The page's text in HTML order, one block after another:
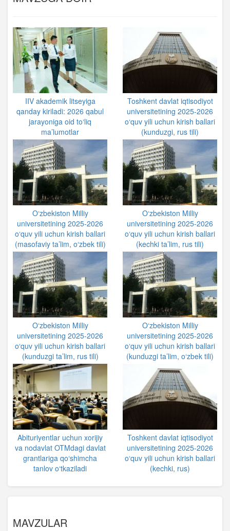
IIV akademik litseyiga
qanday kiriladi: 2026 qabul
jarayoniga oid to‘liq
ma’lumotlar
Toshkent davlat iqtisodiyot
universitetining 2025-2026
o‘quv yili uchun kirish ballari
(kunduzgi, rus tili)
O‘zbekiston Milliy
universitetining 2025-2026
o‘quv yili uchun kirish ballari
(masofaviy ta’lim, o‘zbek tili)
O‘zbekiston Milliy
universitetining 2025-2026
o‘quv yili uchun kirish ballari
(kechki ta’lim, rus tili)
O‘zbekiston Milliy
universitetining 2025-2026
o‘quv yili uchun kirish ballari
(kunduzgi ta’lim, rus tili)
O‘zbekiston Milliy
universitetining 2025-2026
o‘quv yili uchun kirish ballari
(kunduzgi ta’lim, o‘zbek tili)
Abituriyentlar uchun xorijiy
va nodavlat OTMdagi davlat
grantlariga qo‘shimcha
tanlov o‘tkaziladi
Toshkent davlat iqtisodiyot
universitetining 2025-2026
o‘quv yili uchun kirish ballari
(kechki, rus)
MAVZULAR